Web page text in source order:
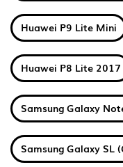
Huawei P9 Lite Mini
Huawei P8 Lite 2017
Samsung Galaxy
Samsung Galaxy SL